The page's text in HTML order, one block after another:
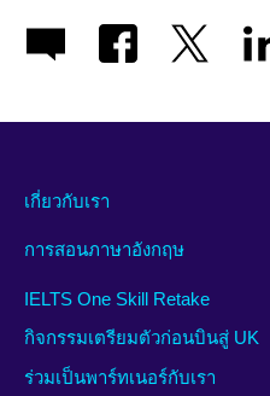
เกี่ยวกับเรา
การสอนภาษาอังกฤษ
IELTS One Skill Retake
กิจกรรมเตรียมตัวก่อนบินสู่ UK
ร่วมเป็นพาร์ทเนอร์กับเรา